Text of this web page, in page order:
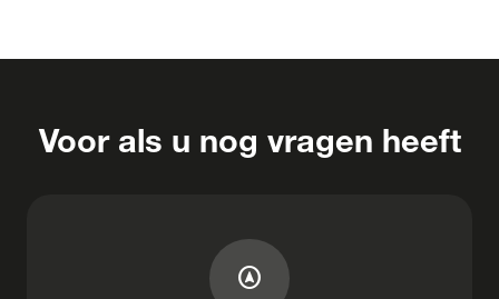
Voor als u nog vragen heeft
assistant_navigation